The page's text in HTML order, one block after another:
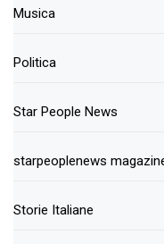
Musica
Politica
Star People News
starpeoplenews
Storie Italiane